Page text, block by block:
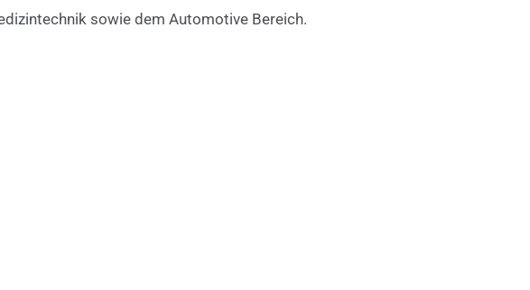
sowie dem Automotive Bereich.